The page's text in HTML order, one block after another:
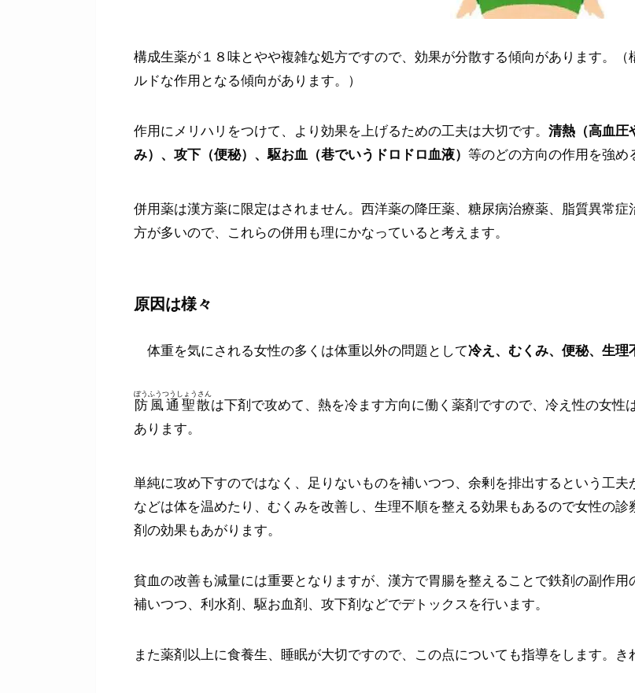
構成生薬が１８味とやや複雑な処方ですので、効果が分散する傾向があります。
ルドな作用となる傾向があります。）
作用にメリハリをつけて、より効果を上げるための工夫は大切です。 清熱（高血圧
み）、攻下（便秘）、駆お血（巷でいうドロドロ血液） 等のどの方向の作用を強め
併用薬は漢方薬に限定はされません。西洋薬の降圧薬、糖尿病治療薬、脂質異常症
方が多いので、これらの併用も理にかなっていると考えます。
原因は様々
体重を気にされる女性の多くは体重以外の問題として冷え、むくみ、便秘、生理
防風通聖散
ぼうふうつうしょうさん
は下剤で攻めて、熱を冷ます方向に働く薬剤ですので、冷え性の女
あります。
単純に攻め下すのではなく、足りないものを補いつつ、余剰を排出するという工夫
などは体を温めたり、むくみを改善し、生理不順を整える効果もあるので女性の
剤の効果もあがります。
貧血の改善も減量には重要となりますが、漢方で胃腸を整えることで鉄剤の副作
補いつつ、利水剤、駆お血剤、攻下剤などでデトックスを行います。
また薬剤以上に食養生、睡眠が大切ですので、この点についても指導をします。き